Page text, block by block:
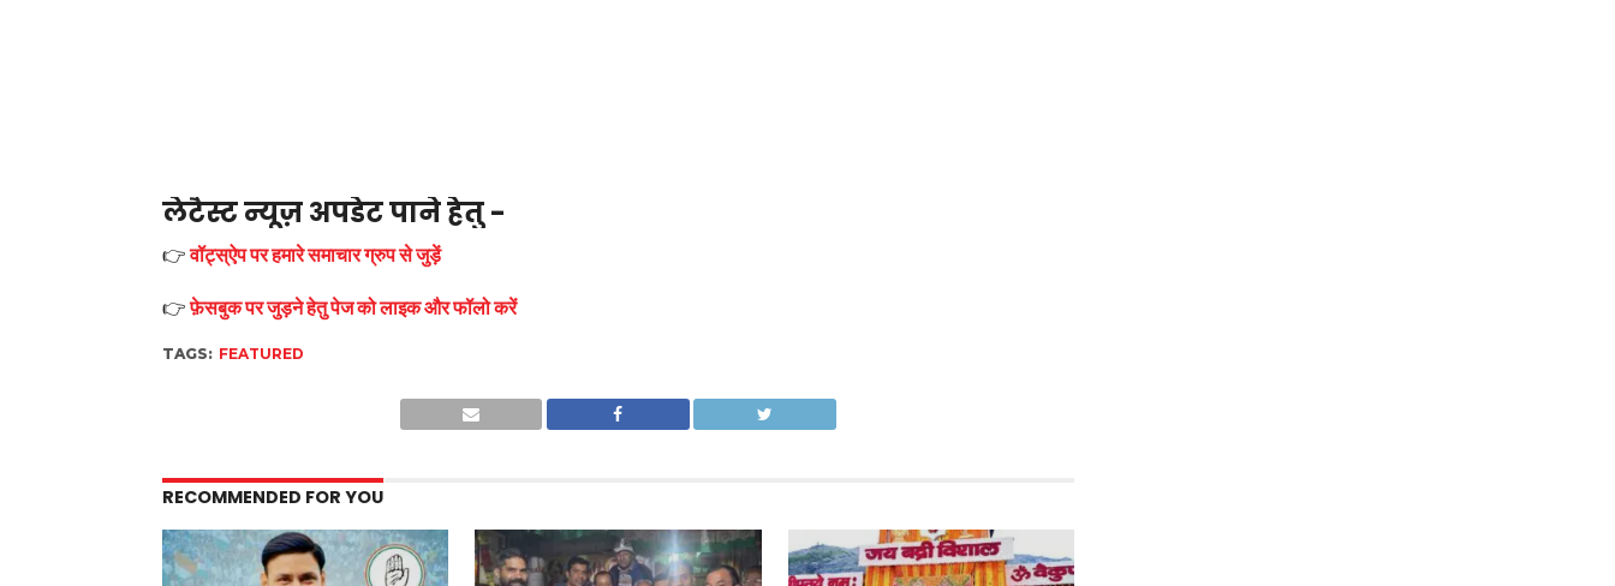
लेटैस्ट न्यूज़ अपडेट पाने हेतु -
👉वॉट्स्ऐप पर हमारे समाचार ग्रुप से जुड़ें
👉फ़ेसबुक पर जुड़ने हेतु पेज को लाइक और फॉलो करें
TAGS: FEATURED
RECOMMENDED FOR YOU